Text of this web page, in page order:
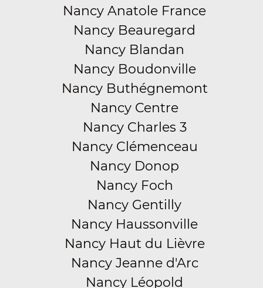
Nancy Anatole France
Nancy Beauregard
Nancy Blandan
Nancy Boudonville
Nancy Buthégnemont
Nancy Centre
Nancy Charles 3
Nancy Clémenceau
Nancy Donop
Nancy Foch
Nancy Gentilly
Nancy Haussonville
Nancy Haut du Lièvre
Nancy Jeanne d'Arc
Nancy Léopold